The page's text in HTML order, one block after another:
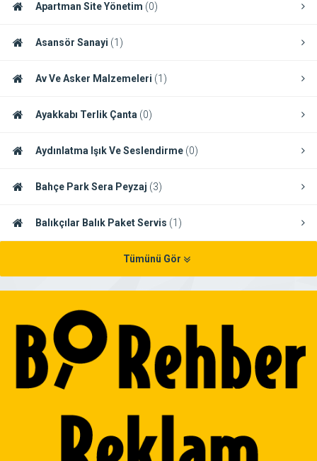
Apartman Site Yönetim (0)
Asansör Sanayi (1)
Av Ve Asker Malzemeleri (1)
Ayakkabı Terlik Çanta (0)
Aydınlatma Işık Ve Seslendirme (0)
Bahçe Park Sera Peyzaj (3)
Balıkçılar Balık Paket Servis (1)
Tümünü Gör